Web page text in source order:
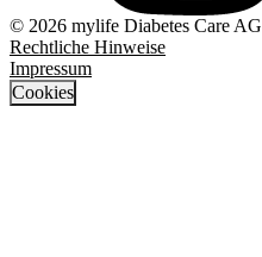
© 2026 mylife Diabetes Care AG
Rechtliche Hinweise
Impressum
Cookies